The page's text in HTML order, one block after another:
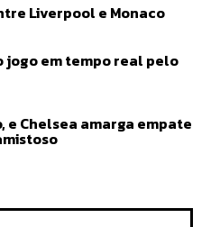
Liverpool e Monaco
jogo em tempo real pelo
e Chelsea amarga empate